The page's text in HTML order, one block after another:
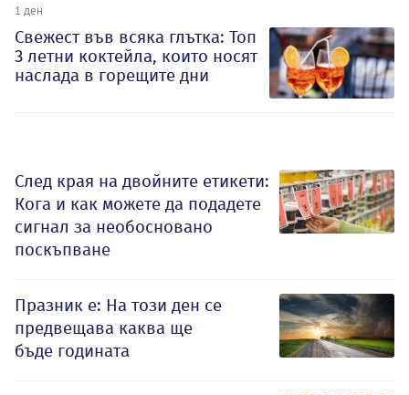
1 ден
Свежест във всяка глътка: Топ
3 летни коктейла, които носят
наслада в горещите дни
След края на двойните етикети:
Кога и как можете да подадете
сигнал за необосновано
поскъпване
Празник е: На този ден се
предвещава каква ще
бъде годината